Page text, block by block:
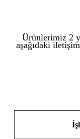
Ürünlerimiz 2
aşağıdaki